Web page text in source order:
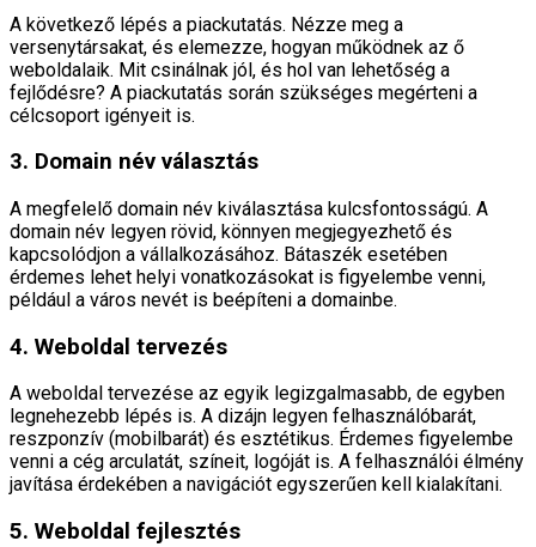
A következő lépés a piackutatás. Nézze meg a
versenytársakat, és elemezze, hogyan működnek az ő
weboldalaik. Mit csinálnak jól, és hol van lehetőség a
fejlődésre? A piackutatás során szükséges megérteni a
célcsoport igényeit is.
3. Domain név választás
A megfelelő domain név kiválasztása kulcsfontosságú. A
domain név legyen rövid, könnyen megjegyezhető és
kapcsolódjon a vállalkozásához. Bátaszék esetében
érdemes lehet helyi vonatkozásokat is figyelembe venni,
például a város nevét is beépíteni a domainbe.
4. Weboldal tervezés
A weboldal tervezése az egyik legizgalmasabb, de egyben
legnehezebb lépés is. A dizájn legyen felhasználóbarát,
reszponzív (mobilbarát) és esztétikus. Érdemes figyelembe
venni a cég arculatát, színeit, logóját is. A felhasználói élmény
javítása érdekében a navigációt egyszerűen kell kialakítani.
5. Weboldal fejlesztés